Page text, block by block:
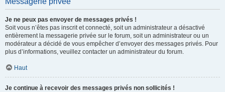
Je ne peux pas envoyer de messages privés !
Soit vous n’êtes pas inscrit et connecté, soit un administrateur a désactivé
entièrement la messagerie privée sur le forum, soit un administrateur ou un
modérateur a décidé de vous empêcher d’envoyer des messages privés. Pour
plus d’informations, veuillez contacter un administrateur du forum.
Haut
Je continue à recevoir des messages privés non sollicités !